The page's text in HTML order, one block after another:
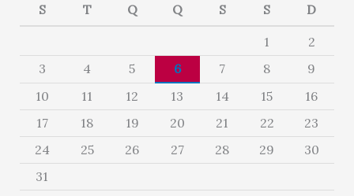
S T Q Q S S D
1
2
3
4 5 6 7 8
9
10
11 12 13 14 15
16
17
18 19 20 21 22
23
24
25 26 27 28 29
30
31